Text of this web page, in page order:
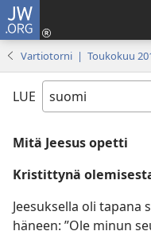
JW.ORG
Vartiotorni | Toukokuu
LUE
Mitä Jeesus opetti
Kristittynä
Jeesuksella oli tapana
häneen: ”Ole minun